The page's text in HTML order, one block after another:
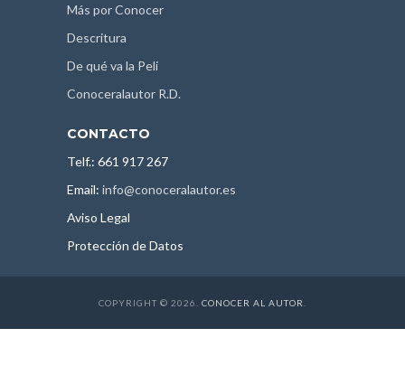
Más por Conocer
Descritura
De qué va la Peli
Conoceralautor R.D.
CONTACTO
Telf.: 661 917 267
Email: info@conoceralautor.es
Aviso Legal
Protección de Datos
COPYRIGHT © 2026. CONOCER AL AUTOR